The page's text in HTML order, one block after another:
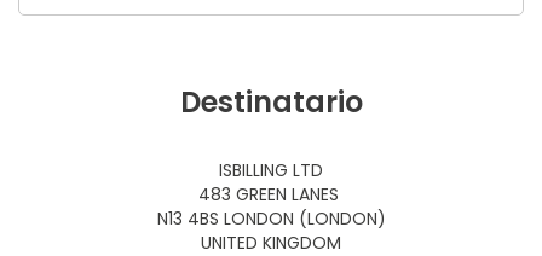
Destinatario
ISBILLING LTD
483 GREEN LANES
N13 4BS LONDON (LONDON)
UNITED KINGDOM